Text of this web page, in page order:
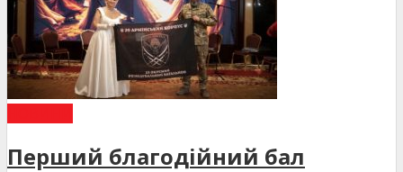
Перший благодійний бал